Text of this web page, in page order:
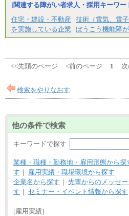
[関連する障がい者求人・採用キーワー
住宅・建設・不動産
技術（電気、電
を実施している企業
ぼうこう機能障
<<先頭のページ <前のページ 1
検索をやりなおす
他の条件で検索
キーワードで探す
業種・職種・勤務地・雇用形態から探
す ｜
雇用実績・職場環境から探す
企業名から探す ｜ 先輩からのメッセ
す ｜ セミナー・イベント情報から探す
[雇用実績]